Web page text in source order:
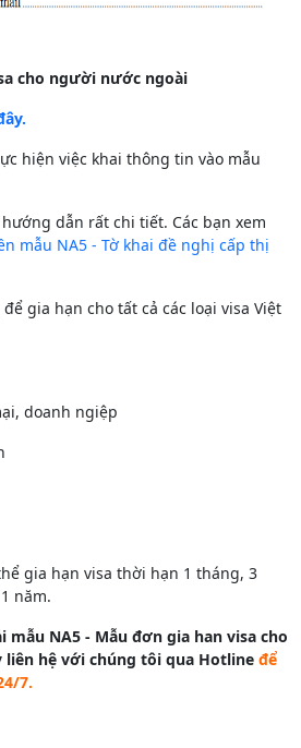
cho người nước ngoài
hiện việc khai thông tin vào mẫu
dẫn rất chi tiết. Các bạn xem
mẫu NA5 - Tờ khai đề nghị cấp thị
gia hạn cho tất cả các loại visa Việt
doanh ngiệp
gia hạn visa thời hạn 1 tháng, 3
năm.
mẫu NA5 - Mẫu đơn gia han visa cho
hệ với chúng tôi qua Hotline để
7.